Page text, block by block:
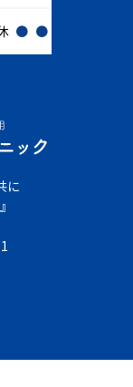
● ●
に